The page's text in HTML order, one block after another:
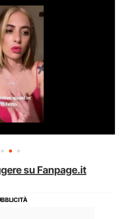
su Fanpage.it